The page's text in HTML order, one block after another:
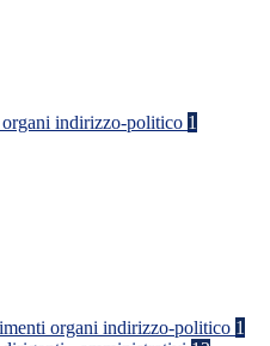
indirizzo-politico 1
organi indirizzo-politico 1